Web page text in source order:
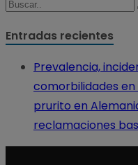
Entradas recientes
Prevalencia,
comorbilidades
prurito en
reclamaciones